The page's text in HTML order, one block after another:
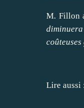
M. Fillon
diminuera
Lire aussi